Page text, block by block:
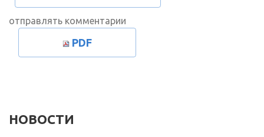
отправлять комментарии
PDF
НОВОСТИ